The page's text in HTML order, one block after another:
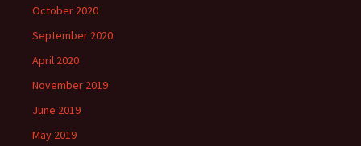
October 2020
September 2020
April 2020
November 2019
June 2019
May 2019